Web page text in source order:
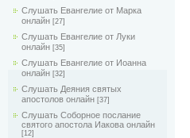
Слушать Евангелие от Марка
онлайн [27]
Слушать Евангелие от Луки
онлайн [35]
Слушать Евангелие от Иоанна
онлайн [32]
Слушать Деяния святых
апостолов онлайн [37]
Слушать Соборное послание
святого апостола Иакова онлайн
[12]